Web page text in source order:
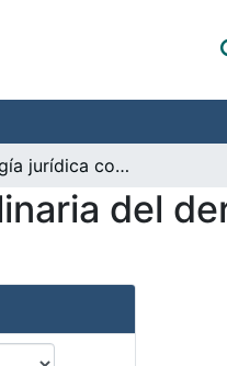
La psicología jurídica como una fuente interdisciplinaria del derecho en Colombia
del